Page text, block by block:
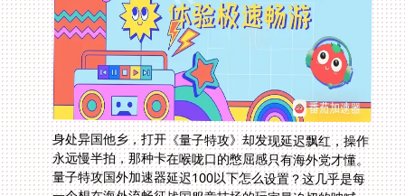
身处异国他乡，打开《量子特攻》却发现延迟飘红，操作
永远慢半拍，那种卡在喉咙口的憋屈感只有海外党才懂。
量子特攻国外加速器延迟100以下怎么设置？这几乎是每
一个想在海外流畅征战国服竞技场的玩家最迫切的呐喊。
地理距离造成的物理延迟，叠加国际网络路由的复杂迷
宫，是卡顿的根本原因。但别急着投降，专业的游戏加速
器正是你穿越网络高墙、直连国服战场的密钥。本文将拆
解海外党选择加速器的核心要素，并一步步教你如何为
《量子特攻》甚至其他国服经典如《逆水寒》《小森生